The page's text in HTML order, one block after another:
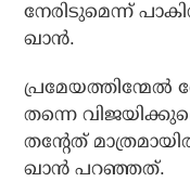
നേരിടുമെന്ന്
ഖാന്‍.
പ്രമേയത്തിന്മേല്‍
തന്നെ
തന്റേത്
ഖാന്‍ പറഞ്ഞത്.